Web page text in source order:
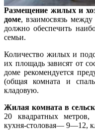
Размещение жилых и
доме, взаимосвязь
должно обеспечить
семьи.
Количество жилых и
их площадь зависят от
доме рекомендуется
(общая комната и
кладовую.
Жилая комната в
20 квадратных
кухня-столовая— 9—12,